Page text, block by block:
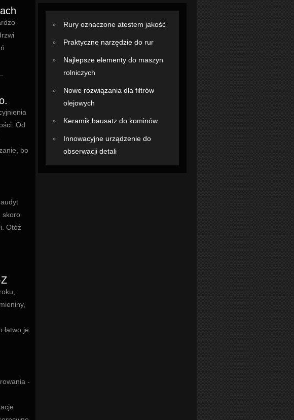
Od
bo
skoro
Otóż
łatwo je
-
Rury oznaczone atestem jakość
Praktyczne narzędzie do rur
Najlepsze elementy do maszyn
rolniczych
Nowe rozwiązania dla filtrów
olejowych
Keramik bausatz do kominów
Innowacyjne urządzenie do
obserwacji detali